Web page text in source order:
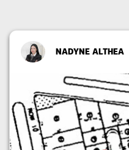
NADYNE ALTHEA